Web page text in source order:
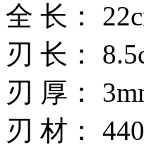
全 长：
刃 长：
刃 厚：
刃 材： 440